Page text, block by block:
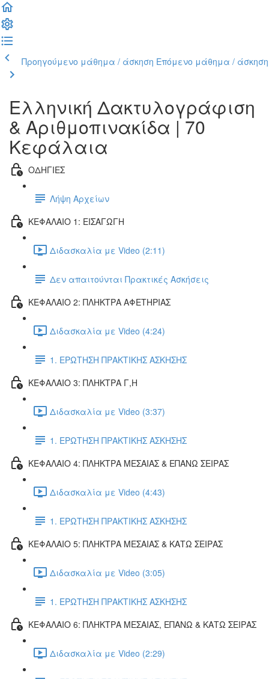
Προηγούμενο μάθημα / άσκηση Επόμενο μάθημα / άσκηση
Ελληνική Δακτυλογράφιση
& Αριθμοπινακίδα | 70
Κεφάλαια
ΟΔΗΓΙΕΣ
Λήψη Αρχείων
ΚΕΦΑΛΑΙΟ 1: ΕΙΣΑΓΩΓΗ
Διδασκαλία με Video (2:11)
Δεν απαιτούνται Πρακτικές Ασκήσεις
ΚΕΦΑΛΑΙΟ 2: ΠΛΗΚΤΡΑ ΑΦΕΤΗΡΙΑΣ
Διδασκαλία με Video (4:24)
1. ΕΡΩΤΗΣΗ ΠΡΑΚΤΙΚΗΣ ΑΣΚΗΣΗΣ
ΚΕΦΑΛΑΙΟ 3: ΠΛΗΚΤΡΑ Γ,Η
Διδασκαλία με Video (3:37)
1. ΕΡΩΤΗΣΗ ΠΡΑΚΤΙΚΗΣ ΑΣΚΗΣΗΣ
ΚΕΦΑΛΑΙΟ 4: ΠΛΗΚΤΡΑ ΜΕΣΑΙΑΣ & ΕΠΑΝΩ ΣΕΙΡΑΣ
Διδασκαλία με Video (4:43)
1. ΕΡΩΤΗΣΗ ΠΡΑΚΤΙΚΗΣ ΑΣΚΗΣΗΣ
ΚΕΦΑΛΑΙΟ 5: ΠΛΗΚΤΡΑ ΜΕΣΑΙΑΣ & ΚΑΤΩ ΣΕΙΡΑΣ
Διδασκαλία με Video (3:05)
1. ΕΡΩΤΗΣΗ ΠΡΑΚΤΙΚΗΣ ΑΣΚΗΣΗΣ
ΚΕΦΑΛΑΙΟ 6: ΠΛΗΚΤΡΑ ΜΕΣΑΙΑΣ, ΕΠΑΝΩ & ΚΑΤΩ ΣΕΙΡΑΣ
Διδασκαλία με Video (2:29)